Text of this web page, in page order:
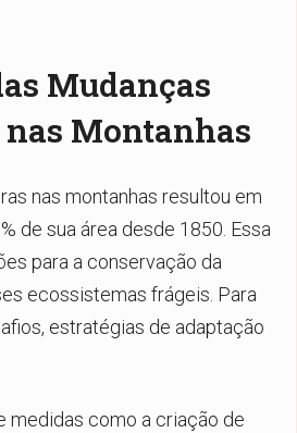
Mudanças
Montanhas
nas montanhas resultou em
de sua área desde 1850. Essa
para a conservação da
ecossistemas frágeis. Para
estratégias de adaptação
medidas como a criação de